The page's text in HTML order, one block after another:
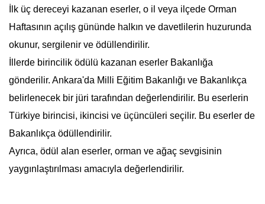
İlk üç dereceyi kazanan eserler, o il veya ilçede Orman
Haftasının açılış gününde halkın ve davetlilerin huzurunda
okunur, sergilenir ve ödüllendirilir.
İllerde birincilik ödülü kazanan eserler Bakanlığa
gönderilir. Ankara'da Milli Eğitim Bakanlığı ve Bakanlıkça
belirlenecek bir jüri tarafından değerlendirilir. Bu eserlerin
Türkiye birincisi, ikincisi ve üçüncüleri seçilir. Bu eserler de
Bakanlıkça ödüllendirilir.
Ayrıca, ödül alan eserler, orman ve ağaç sevgisinin
yaygınlaştırılması amacıyla değerlendirilir.